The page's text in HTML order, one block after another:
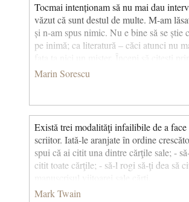
Tocmai intenționam să nu mai dau
văzut că sunt destul de multe. M-am
și n-am spus nimic. Nu e bine să se știe
pe inimă; ca literatură – căci atunci nu
fața ta nici un mister. Începi să citești
cine ești și cu ce te ocupi. Asta e
Marin Sorescu
Există trei modalităţi infailibile de a face
scriitor. Iată-le aranjate în ordine
spui că ai citit una dintre cărţile sale; -
citit toate cărţile; - să-l rogi să-ţi dea să
Mark Twain